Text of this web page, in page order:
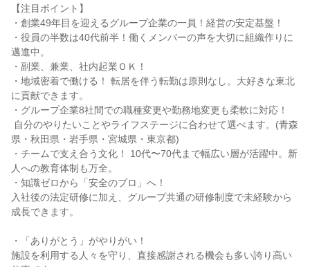
【注目ポイント】
・創業49年目を迎えるグループ企業の一員！経営の安定基盤！
・役員の半数は40代前半！働くメンバーの声を大切に組織作りに
邁進中。
・副業、兼業、社内起業ＯＫ！
・地域密着で働ける！ 転居を伴う転勤は原則なし。大好きな東北
に貢献できます。
・グループ企業8社間での職種変更や勤務地変更も柔軟に対応！
県・秋田県・岩手県・宮城県・東京都)
・チームで支え合う文化！ 10代〜70代まで幅広い層が活躍中。新
人への教育体制も万全。
・知識ゼロから「安全のプロ」へ！
入社後の法定研修に加え、グループ共通の研修制度で未経験から
成長できます。
・「ありがとう」がやりがい！
施設を利用する人々を守り、直接感謝される機会も多い誇り高い